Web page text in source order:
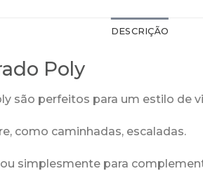
DESCRIÇÃO
Poly
são perfeitos para um estilo de
como caminhadas, escaladas.
simplesmente para